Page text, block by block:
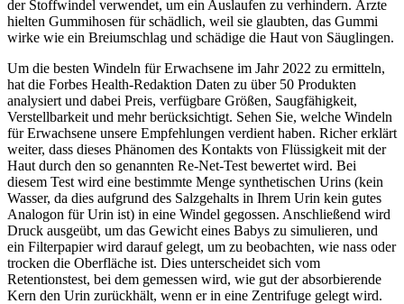
der Stoffwindel verwendet, um ein Auslaufen zu verhindern. Ärzte
hielten Gummihosen für schädlich, weil sie glaubten, das Gummi
wirke wie ein Breiumschlag und schädige die Haut von Säuglingen.
Um die besten Windeln für Erwachsene im Jahr 2022 zu ermitteln,
hat die Forbes Health-Redaktion Daten zu über 50 Produkten
analysiert und dabei Preis, verfügbare Größen, Saugfähigkeit,
Verstellbarkeit und mehr berücksichtigt. Sehen Sie, welche Windeln
für Erwachsene unsere Empfehlungen verdient haben. Richer erklärt
weiter, dass dieses Phänomen des Kontakts von Flüssigkeit mit der
Haut durch den so genannten Re-Net-Test bewertet wird. Bei
diesem Test wird eine bestimmte Menge synthetischen Urins (kein
Wasser, da dies aufgrund des Salzgehalts in Ihrem Urin kein gutes
Analogon für Urin ist) in eine Windel gegossen. Anschließend wird
Druck ausgeübt, um das Gewicht eines Babys zu simulieren, und
ein Filterpapier wird darauf gelegt, um zu beobachten, wie nass oder
trocken die Oberfläche ist. Dies unterscheidet sich vom
Retentionstest, bei dem gemessen wird, wie gut der absorbierende
Kern den Urin zurückhält, wenn er in eine Zentrifuge gelegt wird.